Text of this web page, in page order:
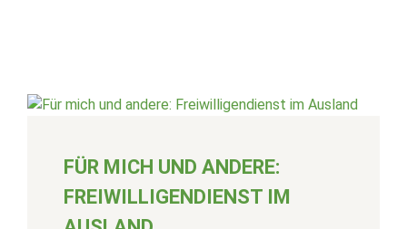
FÜR MICH UND ANDERE:
FREIWILLIGENDIENST IM